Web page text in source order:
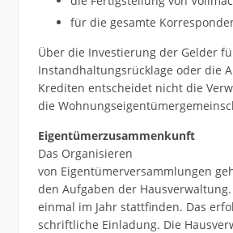
für die gesamte
Über die Investierung der Gelder
Instandhaltungsrücklage oder die
Krediten entscheidet nicht die
die
Eigentümerzusammenkunft
Das Organisieren
von Eigentümerversammlungen
den Aufgaben der
einmal im Jahr stattfinden. Das
schriftliche Einladung. Die